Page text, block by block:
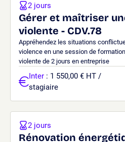
Gérer et maîtriser
violente - CDV.78
Appréhendez les situations
violence en une session de
violente de 2 jours en entreprise
2 jours
Inter : 1 550,00 € HT /
stagiaire
Rénovation
2 jours